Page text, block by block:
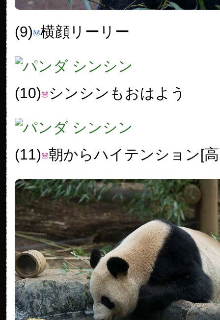
(9) 横顔リーリー
(10) シンシンもおはよう
(11) 朝からハイテンション[